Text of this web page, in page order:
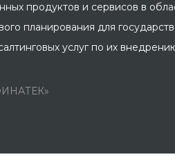
продуктов и сервисов в
планирования для
услуг по их